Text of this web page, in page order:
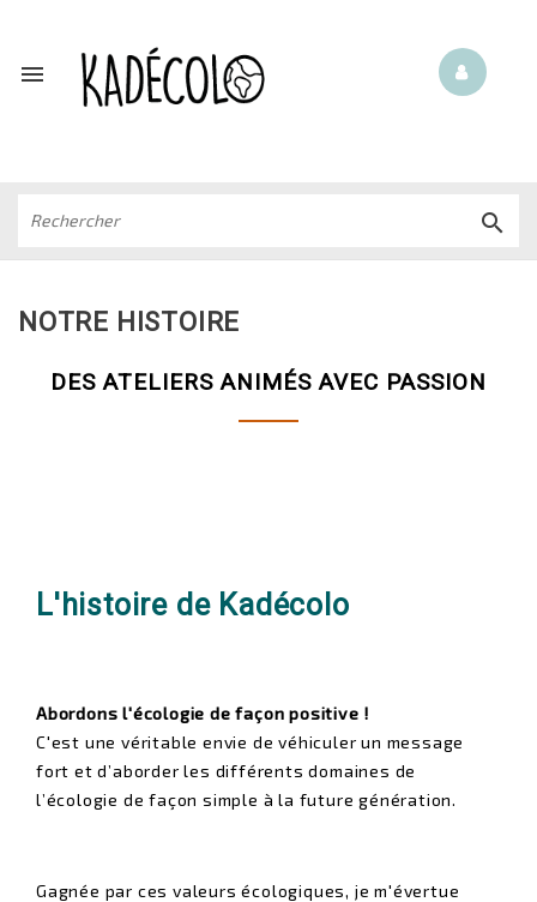


NOTRE HISTOIRE
DES ATELIERS ANIMÉS AVEC PASSION
L'histoire de Kadécolo
Abordons l'écologie de façon positive !
C'est une véritable envie de véhiculer un message
fort et d’aborder les différents domaines de
l’écologie de façon simple à la future génération.
Gagnée par ces valeurs écologiques, je m'évertue